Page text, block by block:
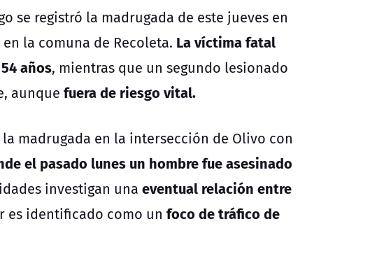
se registró la madrugada de este jueves en
en la comuna de Recoleta. La víctima fatal
años, mientras que un segundo lesionado
aunque fuera de riesgo vital.
madrugada en la intersección de Olivo con
el pasado lunes un hombre fue asesinado
investigan una eventual relación entre
es identificado como un foco de tráfico de